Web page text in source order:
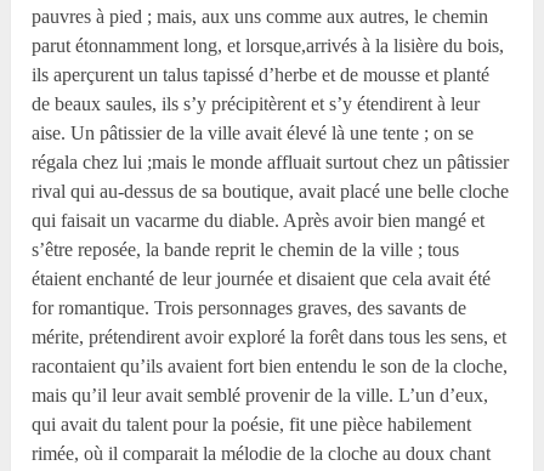
pauvres à pied ; mais, aux uns comme aux autres, le chemin
parut étonnamment long, et lorsque,arrivés à la lisière du bois,
ils aperçurent un talus tapissé d’herbe et de mousse et planté
de beaux saules, ils s’y précipitèrent et s’y étendirent à leur
aise. Un pâtissier de la ville avait élevé là une tente ; on se
régala chez lui ;mais le monde affluait surtout chez un pâtissier
rival qui au-dessus de sa boutique, avait placé une belle cloche
qui faisait un vacarme du diable. Après avoir bien mangé et
s’être reposée, la bande reprit le chemin de la ville ; tous
étaient enchanté de leur journée et disaient que cela avait été
for romantique. Trois personnages graves, des savants de
mérite, prétendirent avoir exploré la forêt dans tous les sens, et
racontaient qu’ils avaient fort bien entendu le son de la cloche,
mais qu’il leur avait semblé provenir de la ville. L’un d’eux,
qui avait du talent pour la poésie, fit une pièce habilement
rimée, où il comparait la mélodie de la cloche au doux chant